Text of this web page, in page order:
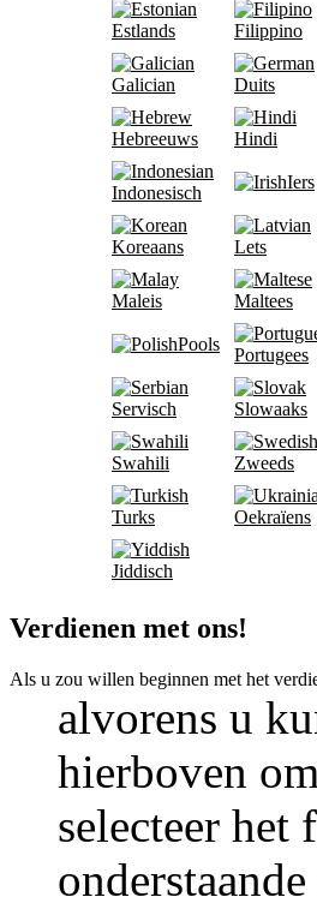
Estlands Filippino
Galician Duits
Hebreeuws Hindi
Indonesisch
Iers
Koreaans Lets
Maleis Maltees
Pools
Portugees
Servisch Slowaaks
Swahili Zweeds
Turks Oekraïens
Jiddisch
Verdienen met ons!
Als u zou willen beginnen met het
alvorens u
hierboven
selecteer